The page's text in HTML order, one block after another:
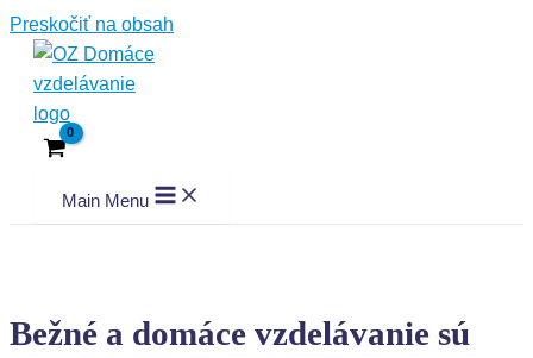
Preskočiť na obsah
Main Menu
Bežné a domáce vzdelávanie sú